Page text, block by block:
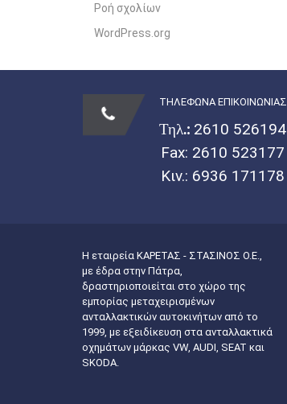
Ροή σχολίων
WordPress.org
ΤΗΛΕΦΩΝΑ ΕΠΙΚΟΙΝΩΝΙΑΣ
Τηλ.: 2610 526194
Fax: 2610 523177
Κιν.: 6936 171178
Η εταιρεία ΚΑΡΕΤΑΣ - ΣΤΑΣΙΝΟΣ Ο.Ε.,
με έδρα στην Πάτρα,
δραστηριοποιείται στο χώρο της
εμπορίας μεταχειρισμένων
ανταλλακτικών αυτοκινήτων από το
1999, με εξειδίκευση στα ανταλλακτικά
οχημάτων μάρκας VW, AUDI, SEAT και
SKODA.